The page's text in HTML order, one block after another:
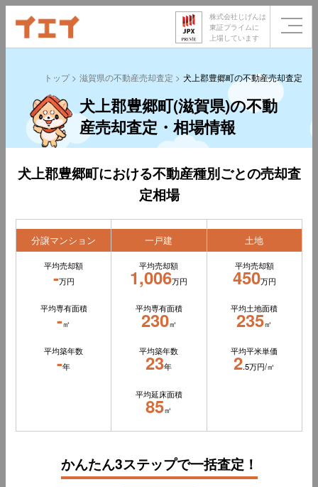
株式会社じげんは
東証プライムに
上場しています
トップ 滋賀県の不動産売却査定 犬上郡豊郷町の不動産売却査定
犬上郡豊郷町(滋賀県)の不動
産売却査定・相場情報
犬上郡豊郷町における不動産種別ごとの売却査
定相場
分譲マンション
平均売却額
-万円
平均専有面積
-㎡
平均築年数
-年
一戸建
平均売却額
1,006万円
平均専有面積
230㎡
平均築年数
23年
平均延床面積
85㎡
土地
平均売却額
450万円
平均土地面積
235㎡
平均平米単価
2.5万円/㎡
かんたん3ステップで一括査定！